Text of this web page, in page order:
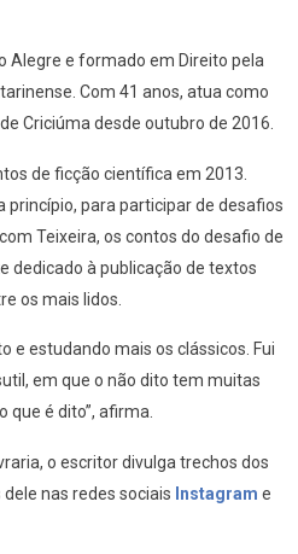
Alegre e formado em Direito pela
Com 41 anos, atua como
Criciúma desde outubro de 2016.
de ficção científica em 2013.
princípio, para participar de desafios
Teixeira, os contos do desafio de
dedicado à publicação de textos
os mais lidos.
e estudando mais os clássicos. Fui
em que o não dito tem muitas
é dito”, afirma.
o escritor divulga trechos dos
nas redes sociais Instagram e